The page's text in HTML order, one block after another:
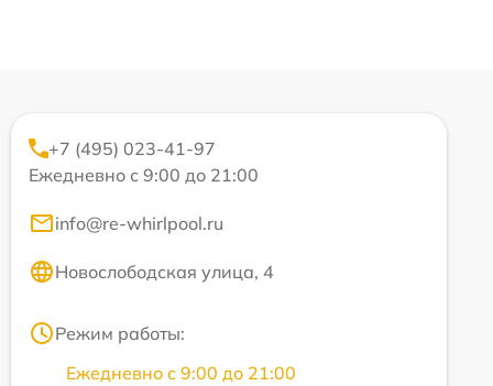
+7 (495) 023-41-97
Ежедневно с 9:00 до 21:00
info@re-whirlpool.ru
Новослободская улица, 4
Режим работы:
Ежедневно с 9:00 до 21:00